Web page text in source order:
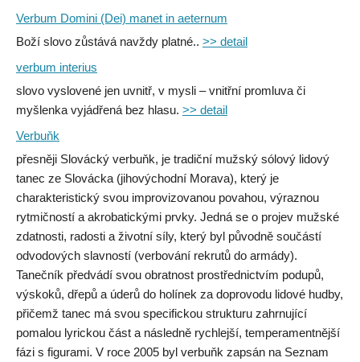
Verbum Domini (Dei) manet in aeternum
Boží slovo zůstává navždy platné.. >> detail
verbum interius
slovo vyslovené jen uvnitř, v mysli – vnitřní promluva či
myšlenka vyjádřená bez hlasu. >> detail
Verbuňk
přesněji Slovácký verbuňk, je tradiční mužský sólový lidový
tanec ze Slovácka (jihovýchodní Morava), který je
charakteristický svou improvizovanou povahou, výraznou
rytmičností a akrobatickými prvky. Jedná se o projev mužské
zdatnosti, radosti a životní síly, který byl původně součástí
odvodových slavností (verbování rekrutů do armády).
Tanečník předvádí svou obratnost prostřednictvím podupů,
výskoků, dřepů a úderů do holínek za doprovodu lidové hudby,
přičemž tanec má svou specifickou strukturu zahrnující
pomalou lyrickou část a následně rychlejší, temperamentnější
fázi s figurami. V roce 2005 byl verbuňk zapsán na Seznam